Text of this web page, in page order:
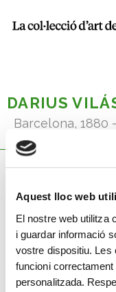
Aquest lloc web
El nostre web utilitza
i guardar informació
vostre dispositiu. Les
funcioni
personalitzada.
Menú
DARIUS
Barcelona, 1880
Coneix la seva obra